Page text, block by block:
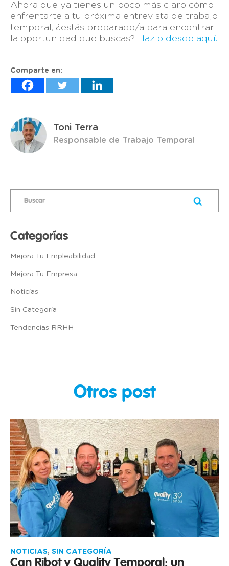
Ahora que ya tienes un poco más claro cómo
enfrentarte a tu próxima entrevista de trabajo
temporal, ¿estás preparado/a para encontrar
la oportunidad que buscas? Hazlo desde aquí.
Comparte en:
Toni Terra
Responsable de Trabajo Temporal
Categorías
Mejora Tu Empleabilidad
Mejora Tu Empresa
Noticias
Sin Categoría
Tendencias RRHH
Otros post
NOTICIAS, SIN CATEGORÍA
Can Ribot y Quality Temporal: un